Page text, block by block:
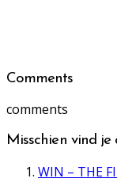
Comments
comments
Misschien vind je
WIN – THE